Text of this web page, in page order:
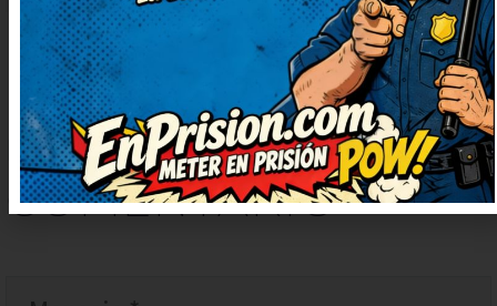
DEJARUN
COMENTARIO